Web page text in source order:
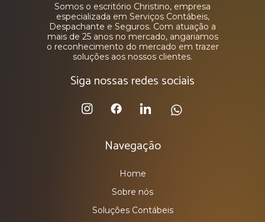
Somos o escritório Christino, empresa
especializada em Serviços Contábeis,
Despachante e Seguros. Com atuação a
mais de 25 anos no mercado, angariamos
o reconhecimento do mercado em trazer
soluções aos nossos clientes.
Siga nossas redes sociais
Navegação
Home
Sobre nós
Soluções Contábeis